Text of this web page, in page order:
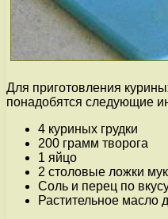
Для приготовления
понадобятся следующие
4 куриных грудки
200 грамм творога
1 яйцо
2 столовые ложки
Соль и перец по
Растительное масло